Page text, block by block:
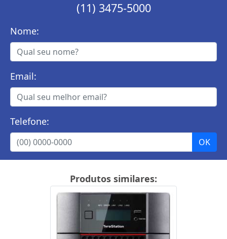
(11) 3475-5000
Nome:
Email:
Telefone:
Produtos similares: